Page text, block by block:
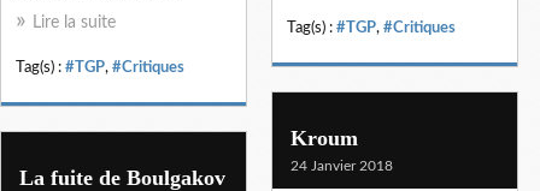
Tag(s) : #TGP, #Critiques
Lire la suite
Tag(s) : #TGP, #Critiques
Kroum
24 Janvier 2018
La fuite de Boulgakov